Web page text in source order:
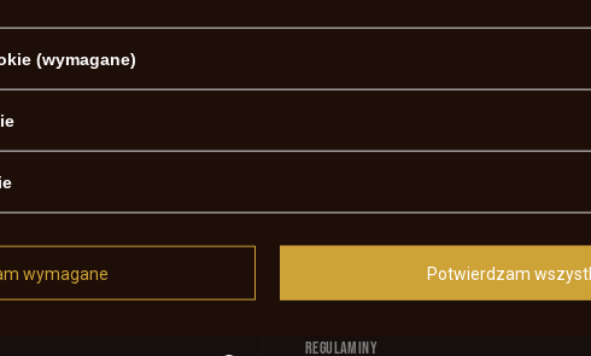
Unicorn 9 mm 3,5" Great
Derringer Unicorn 9mm 3,0" Great
REGULAMINY
(wymagane)
wymagane Potwierdzam